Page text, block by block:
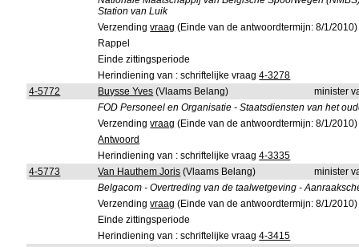
Station van Luik
Verzendingvraag (Einde van de antwoordtermijn: 8/1/2010)
Rappel
Einde zittingsperiode
Herindiening van : schriftelijke vraag4-3278
4-5772
Buysse Yves (Vlaams Belang)
minister
FOD Personeel en Organisatie - Staatsdiensten van het
Verzendingvraag (Einde van de antwoordtermijn: 8/1/2010)
Antwoord
Herindiening van : schriftelijke vraag4-3335
4-5773
Van Hauthem Joris (Vlaams Belang)
minister
Belgacom - Overtreding van de taalwetgeving -
Verzendingvraag (Einde van de antwoordtermijn: 8/1/2010)
Einde zittingsperiode
Herindiening van : schriftelijke vraag4-3415